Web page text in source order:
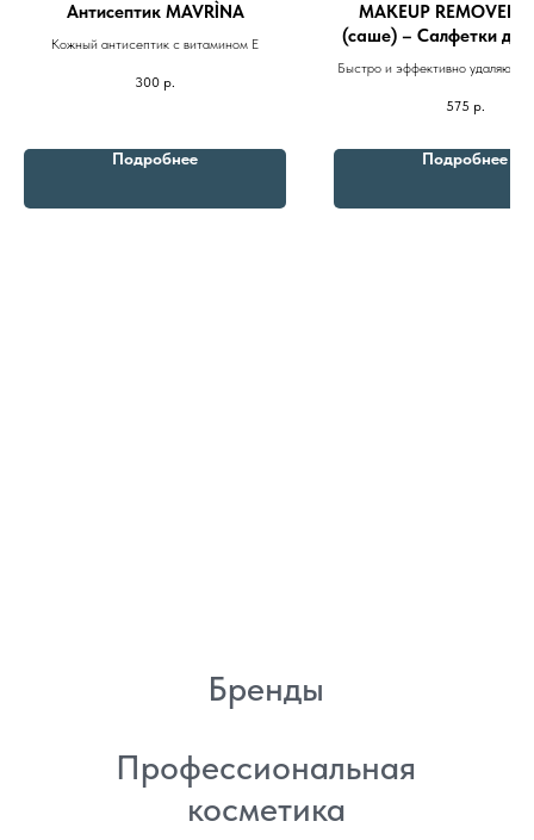
Антисептик MAVRÌNA
Кожный антисептик с витамином Е
300 р.
Подробнее
MAKEUP REMOVER
(саше) – Салфетки для
макияжа 20шт.
Быстро и эффективно удаляют
кожу
575 р.
Подробнее